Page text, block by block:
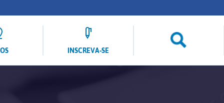
INSCREVA-SE